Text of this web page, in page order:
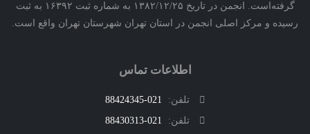
گرفته‌است. انجمن در تاریخ ۱۳۸۲/۱۲/۲۵ به شماره ثبت ۱۶۳۹۲ به ثبت
و مرکز اصلی انجمن در استان تهران شهرستان تهران واقع است.
اطلاعات تماس
تلفن:
021-88424345
تلفن:
021-88430313